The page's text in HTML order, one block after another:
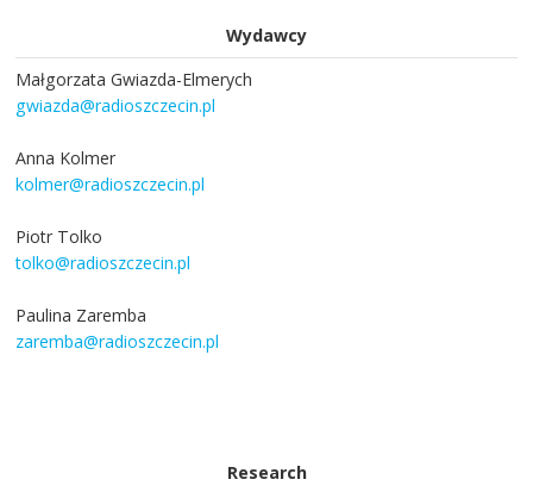
Wydawcy
Małgorzata Gwiazda-Elmerych
gwiazda@radioszczecin.pl
Anna Kolmer
kolmer@radioszczecin.pl
Piotr Tolko
tolko@radioszczecin.pl
Paulina Zaremba
zaremba@radioszczecin.pl
Research